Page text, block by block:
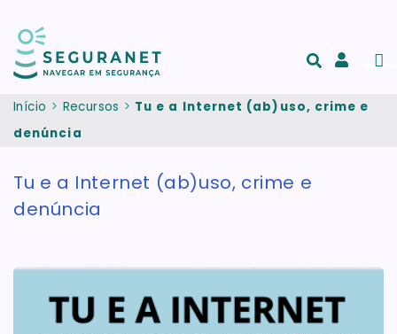
e
Início Recursos
Tu e a Internet (ab)uso, crime e
denúncia
Tu e a Internet (ab)uso, crime e
denúncia